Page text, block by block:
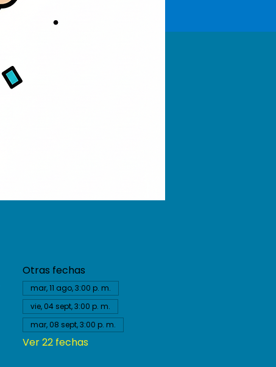
Otras fechas
mar, 11 ago, 3:00 p. m.
vie, 04 sept, 3:00 p. m.
mar, 08 sept, 3:00 p. m.
Ver 22 fechas